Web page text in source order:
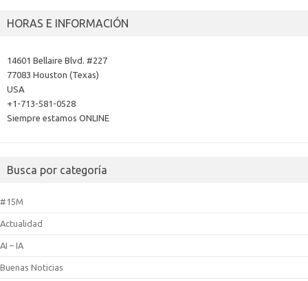
HORAS E INFORMACIÓN
14601 Bellaire Blvd. #227
77083 Houston (Texas)
USA
+1-713-581-0528
Siempre estamos ONLINE
Busca por categoría
#15M
Actualidad
AI – IA
Buenas Noticias